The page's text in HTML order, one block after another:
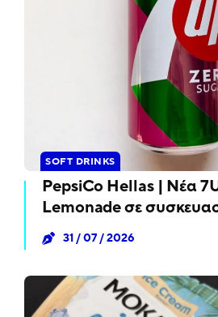
SOFT DRINKS
PepsiCo Hellas | Νέα
Lemonade σε
31 / 07 / 2026